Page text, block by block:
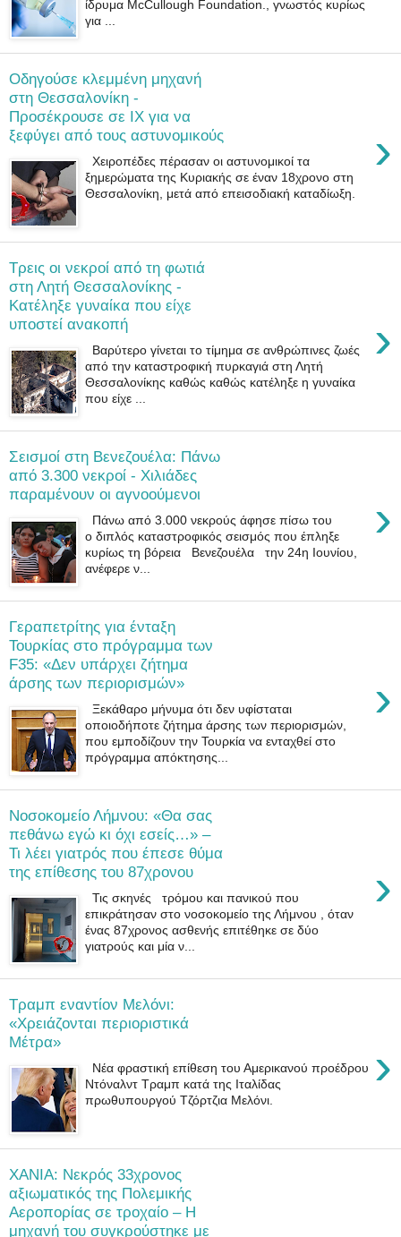
ίδρυμα McCullough Foundation., γνωστός κυρίως
για ...
Οδηγούσε κλεμμένη μηχανή
στη Θεσσαλονίκη -
Προσέκρουσε σε IX για να
ξεφύγει από τους αστυνομικούς
›
Χειροπέδες πέρασαν οι αστυνομικοί τα
ξημερώματα της Κυριακής σε έναν 18χρονο στη
Θεσσαλονίκη, μετά από επεισοδιακή καταδίωξη.
Τρεις οι νεκροί από τη φωτιά
στη Λητή Θεσσαλονίκης -
Κατέληξε γυναίκα που είχε
υποστεί ανακοπή
›
Βαρύτερο γίνεται το τίμημα σε ανθρώπινες ζωές
από την καταστροφική πυρκαγιά στη Λητή
Θεσσαλονίκης καθώς καθώς κατέληξε η γυναίκα
που είχε ...
Σεισμοί στη Βενεζουέλα: Πάνω
από 3.300 νεκροί - Χιλιάδες
παραμένουν οι αγνοούμενοι
›
Πάνω από 3.000 νεκρούς άφησε πίσω του
ο διπλός καταστροφικός σεισμός που έπληξε
κυρίως τη βόρεια Βενεζουέλα την 24η Ιουνίου,
ανέφερε ν...
Γεραπετρίτης για ένταξη
Τουρκίας στο πρόγραμμα των
F35: «Δεν υπάρχει ζήτημα
άρσης των περιορισμών»
›
Ξεκάθαρο μήνυμα ότι δεν υφίσταται
οποιοδήποτε ζήτημα άρσης των περιορισμών,
που εμποδίζουν την Τουρκία να ενταχθεί στο
πρόγραμμα απόκτησης...
Nοσοκομείο Λήμνου: «Θα σας
πεθάνω εγώ κι όχι εσείς…» –
Τι λέει γιατρός που έπεσε θύμα
της επίθεσης του 87χρονου
›
Τις σκηνές τρόμου και πανικού που
επικράτησαν στο νοσοκομείο της Λήμνου , όταν
ένας 87χρονος ασθενής επιτέθηκε σε δύο
γιατρούς και μία ν...
Τραμπ εναντίον Μελόνι:
«Χρειάζονται περιοριστικά
Mέτρα»
›
Νέα φραστική επίθεση του Αμερικανού προέδρου
Ντόναλντ Τραμπ κατά της Ιταλίδας
πρωθυπουργού Τζόρτζια Μελόνι.
XANIA: Νεκρός 33χρονος
αξιωματικός της Πολεμικής
Αεροπορίας σε τροχαίο – Η
μηχανή του συγκρούστηκε με